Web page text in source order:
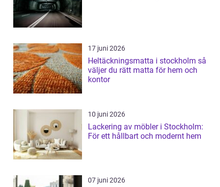
17 juni 2026
Heltäckningsmatta i stockholm så
väljer du rätt matta för hem och
kontor
10 juni 2026
Lackering av möbler i Stockholm:
För ett hållbart och modernt hem
07 juni 2026